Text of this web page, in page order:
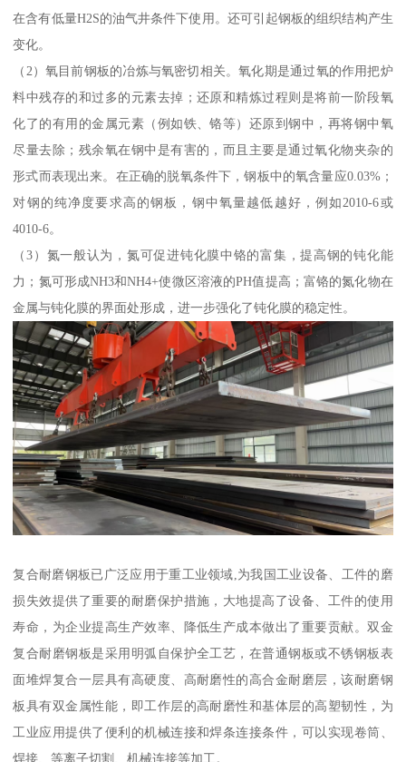
在含有低量H2S的油气井条件下使用。还可引起钢板的组织结构产生
变化。
（2）氧目前钢板的冶炼与氧密切相关。氧化期是通过氧的作用把炉
料中残存的和过多的元素去掉；还原和精炼过程则是将前一阶段氧
化了的有用的金属元素（例如铁、铬等）还原到钢中，再将钢中氧
尽量去除；残余氧在钢中是有害的，而且主要是通过氧化物夹杂的
形式而表现出来。在正确的脱氧条件下，钢板中的氧含量应0.03%；
对钢的纯净度要求高的钢板，钢中氧量越低越好，例如2010-6或
4010-6。
（3）氮一般认为，氮可促进钝化膜中铬的富集，提高钢的钝化能
力；氮可形成NH3和NH4+使微区溶液的PH值提高；富铬的氮化物在
金属与钝化膜的界面处形成，进一步强化了钝化膜的稳定性。
复合耐磨钢板已广泛应用于重工业领域,为我国工业设备、工件的磨
损失效提供了重要的耐磨保护措施，大地提高了设备、工件的使用
寿命，为企业提高生产效率、降低生产成本做出了重要贡献。双金
复合耐磨钢板是采用明弧自保护全工艺，在普通钢板或不锈钢板表
面堆焊复合一层具有高硬度、高耐磨性的高合金耐磨层，该耐磨钢
板具有双金属性能，即工作层的高耐磨性和基体层的高塑韧性，为
工业应用提供了便利的机械连接和焊条连接条件，可以实现卷筒、
焊接、等离子切割、机械连接等加工。